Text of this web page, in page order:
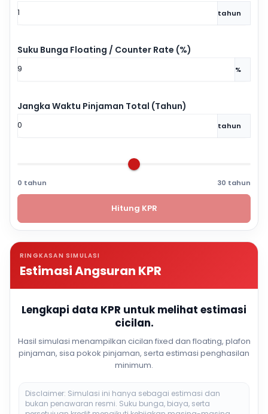
tahun
Suku Bunga Floating / Counter Rate (%)
%
Jangka Waktu Pinjaman Total (Tahun)
tahun
0 tahun 30 tahun
Hitung KPR
RINGKASAN SIMULASI
Estimasi Angsuran KPR
Lengkapi data KPR untuk melihat estimasi
cicilan.
Hasil simulasi menampilkan cicilan fixed dan floating, plafon
pinjaman, sisa pokok pinjaman, serta estimasi penghasilan
minimum.
Disclaimer: Simulasi ini hanya sebagai estimasi dan
bukan penawaran resmi. Suku bunga, biaya, serta